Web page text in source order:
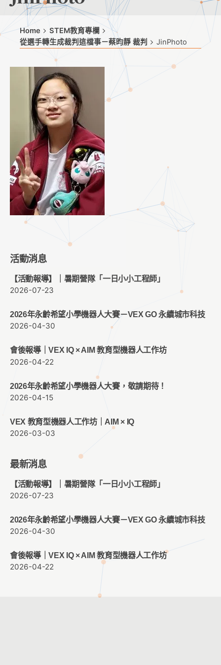
Home
STEM教育專欄
從選手轉生成裁判這檔事－蔡昀靜 裁判
JinPhoto
活動消息
【活動報導】｜暑期營隊「一日小小工程師」
2026-07-23
2026年永齡希望小學機器人大賽－VEX GO 永續城市科技
2026-04-30
會後報導｜VEX IQ × AIM 教育型機器人工作坊
2026-04-22
2026年永齡希望小學機器人大賽，敬請期待！
2026-04-15
VEX 教育型機器人工作坊｜AIM × IQ
2026-03-03
最新消息
【活動報導】｜暑期營隊「一日小小工程師」
2026-07-23
2026年永齡希望小學機器人大賽－VEX GO 永續城市科技
2026-04-30
會後報導｜VEX IQ × AIM 教育型機器人工作坊
2026-04-22